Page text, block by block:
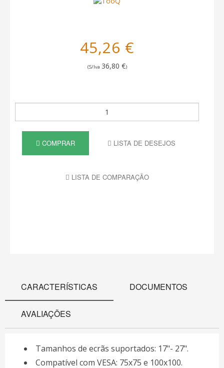
45,26 €
(S/Iva 36,80 €)
COMPRAR LISTA DE DESEJOS
LISTA DE COMPARAÇÃO
CARACTERÍSTICAS DOCUMENTOS
AVALIAÇÕES
Tamanhos de ecrãs suportados: 17"- 27".
Compatível com VESA: 75x75 e 100x100.